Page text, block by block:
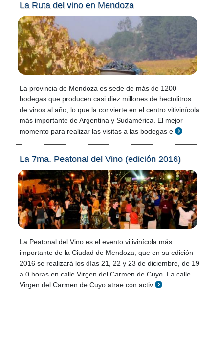
La Ruta del vino en Mendoza
La provincia de Mendoza es sede de más de 1200
bodegas que producen casi diez millones de hectolitros
de vinos al año, lo que la convierte en el centro vitivinícola
más importante de Argentina y Sudamérica. El mejor
momento para realizar las visitas a las bodegas e
La 7ma. Peatonal del Vino (edición 2016)
La Peatonal del Vino es el evento vitivinícola más
importante de la Ciudad de Mendoza, que en su edición
2016 se realizará los días 21, 22 y 23 de diciembre, de 19
a 0 horas en calle Virgen del Carmen de Cuyo. La calle
Virgen del Carmen de Cuyo atrae con activ